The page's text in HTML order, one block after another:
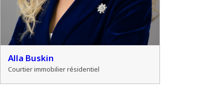
Alla Buskin
Courtier immobilier résidentiel